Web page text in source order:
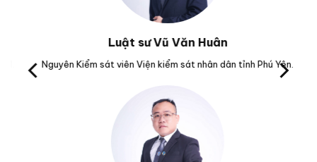
Luật sư Vũ Văn Huân
Nguyên Kiểm sát viên Viện kiểm sát nhân dân tỉnh Phú Yên.